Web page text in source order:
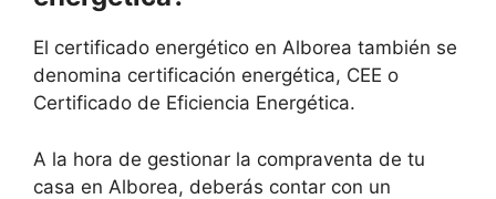
El certificado energético en Alborea también se
denomina certificación energética, CEE o
Certificado de Eficiencia Energética.
A la hora de gestionar la compraventa de tu
casa en Alborea, deberás contar con un